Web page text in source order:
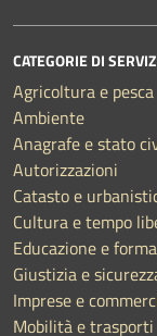
CATEGORIE DI
Agricoltura e pesca
Ambiente
Anagrafe e stato
Autorizzazioni
Catasto e
Cultura e tempo
Educazione e
Giustizia e
Imprese e
Mobilità e trasporti